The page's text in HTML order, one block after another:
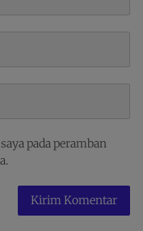
pada peramban